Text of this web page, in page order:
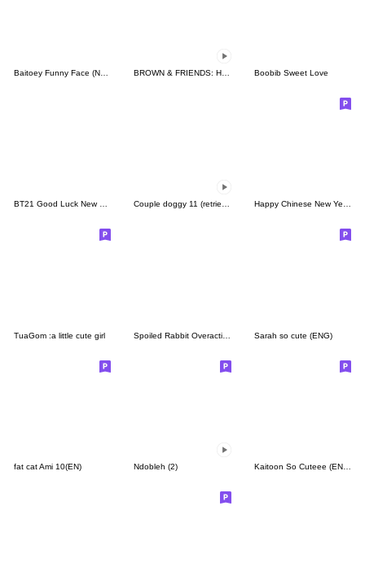
Boobib Sweet Love
BT21 Good Luck New Year's Stickers 2026 Couple doggy 11 (retriever) Happy Chinese New Year of the snake -CN
TuaGom :a little cute girl Sarah so cute (ENG)
fat cat Ami 10(EN) Ndobleh (2) Kaitoon So Cuteee (ENG)